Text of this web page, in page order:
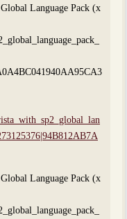
Language Pack (x
Language Pack (x